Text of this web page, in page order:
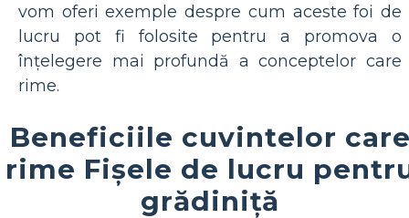
vom oferi exemple despre cum aceste foi de
lucru pot fi folosite pentru a promova o
înțelegere mai profundă a conceptelor care
rime.
Beneficiile cuvintelor
rime Fișele de lucru
grădiniță